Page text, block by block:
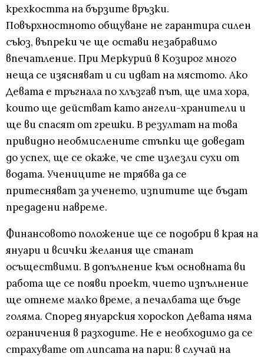
крехкостта на бързите връзки.
Повърхностното общуване не гарантира силен
съюз, въпреки че ще остави незабравимо
впечатление. При Меркурий в Козирог много
неща се изясняват и си идват на мястото. Ако
Девата е тръгнала по хлъзгав път, ще има хора,
които ще действат като ангели-хранители и
ще ви спасят от грешки. В резултат на това
привидно необмислените стъпки ще доведат
до успех, ще се окаже, че сте излезли сухи от
водата. Учениците не трябва да се
притесняват за ученето, изпитите ще бъдат
предадени навреме.
Финансовото положение ще се подобри в края на
януари и всички желания ще станат
осъществими. В допълнение към основната ви
работа ще се появи проект, чието изпълнение
ще отнеме малко време, а печалбата ще бъде
голяма. Според януарския хороскоп Девата няма
ограничения в разходите. Не е необходимо да се
страхувате от липсата на пари: в случай на